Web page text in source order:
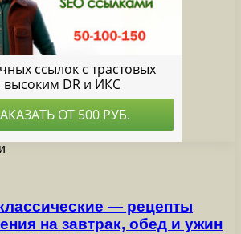
— рецепты
на завтрак, обед и ужин